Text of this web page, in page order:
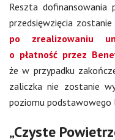
Reszta dofinansowania
przedsięwzięcia
po zrealizowaniu
o płatność przez
że w przypadku
zaliczka nie zostanie
poziomu podstawowego
„Czyste